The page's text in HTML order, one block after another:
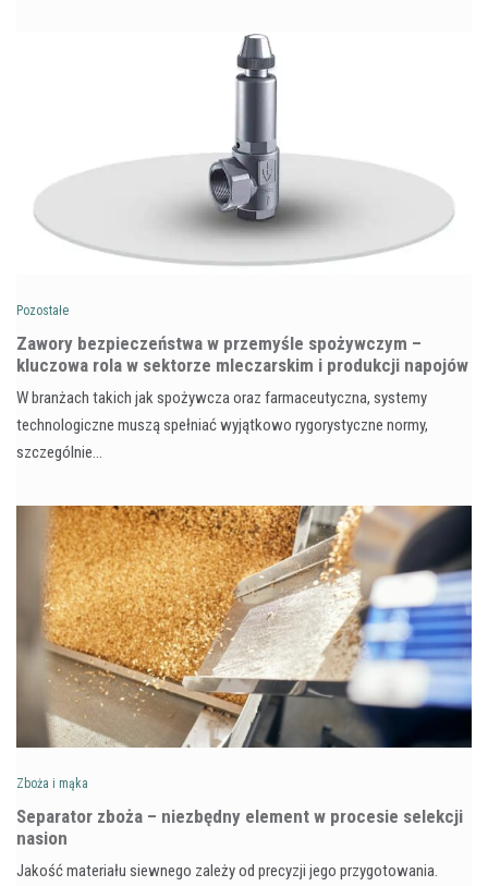
Pozostałe
Zawory bezpieczeństwa w przemyśle spożywczym –
kluczowa rola w sektorze mleczarskim i produkcji napojów
W branżach takich jak spożywcza oraz farmaceutyczna, systemy
technologiczne muszą spełniać wyjątkowo rygorystyczne normy,
szczególnie…
Zboża i mąka
Separator zboża – niezbędny element w procesie selekcji
nasion
Jakość materiału siewnego zależy od precyzji jego przygotowania.